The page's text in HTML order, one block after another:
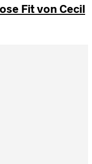
Fit von Cecil